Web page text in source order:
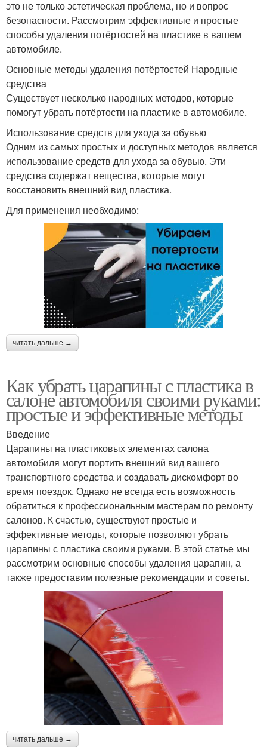
это не только эстетическая проблема, но и вопрос
безопасности. Рассмотрим эффективные и простые
способы удаления потёртостей на пластике в вашем
автомобиле.
Основные методы удаления потёртостей Народные
средства
Существует несколько народных методов, которые
помогут убрать потёртости на пластике в автомобиле.
Использование средств для ухода за обувью
Одним из самых простых и доступных методов является
использование средств для ухода за обувью. Эти
средства содержат вещества, которые могут
восстановить внешний вид пластика.
Для применения необходимо:
читать дальше →
Как убрать царапины с пластика в
салоне автомобиля своими руками:
простые и эффективные методы
Введение
Царапины на пластиковых элементах салона
автомобиля могут портить внешний вид вашего
транспортного средства и создавать дискомфорт во
время поездок. Однако не всегда есть возможность
обратиться к профессиональным мастерам по ремонту
салонов. К счастью, существуют простые и
эффективные методы, которые позволяют убрать
царапины с пластика своими руками. В этой статье мы
рассмотрим основные способы удаления царапин, а
также предоставим полезные рекомендации и советы.
читать дальше →